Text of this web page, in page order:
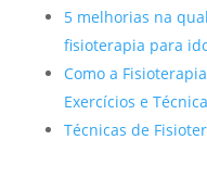
5 melhorias na
fisioterapia para
Como a
Exercícios e
Técnicas de